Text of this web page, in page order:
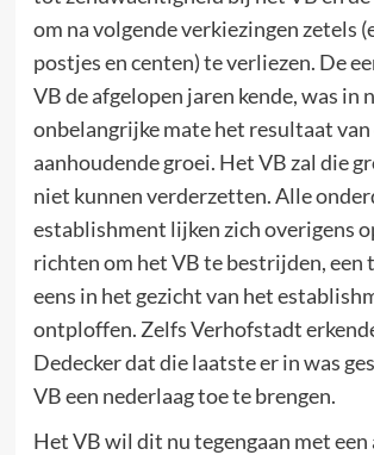
om na volgende verkiezingen zetels
postjes en centen) te verliezen. De
VB de afgelopen jaren kende, was in
onbelangrijke mate het resultaat van
aanhoudende groei. Het VB zal die
niet kunnen verderzetten. Alle
establishment lijken zich overigens
richten om het VB te bestrijden, een
eens in het gezicht van het
ontploffen. Zelfs Verhofstadt
Dedecker dat die laatste er in was
VB een nederlaag toe te brengen.
Het VB wil dit nu tegengaan met een